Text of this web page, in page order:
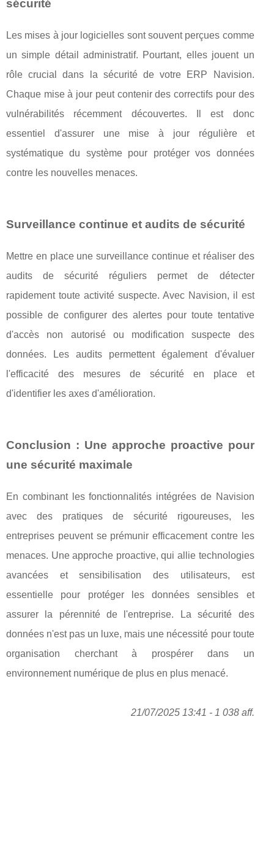
sécurité
Les mises à jour logicielles sont souvent perçues comme
un simple détail administratif. Pourtant, elles jouent un
rôle crucial dans la sécurité de votre ERP Navision.
Chaque mise à jour peut contenir des correctifs pour des
vulnérabilités récemment découvertes. Il est donc
essentiel d'assurer une mise à jour régulière et
systématique du système pour protéger vos données
contre les nouvelles menaces.
Surveillance continue et audits de sécurité
Mettre en place une surveillance continue et réaliser des
audits de sécurité réguliers permet de détecter
rapidement toute activité suspecte. Avec Navision, il est
possible de configurer des alertes pour toute tentative
d'accès non autorisé ou modification suspecte des
données. Les audits permettent également d'évaluer
l'efficacité des mesures de sécurité en place et
d'identifier les axes d'amélioration.
Conclusion : Une approche proactive pour
une sécurité maximale
En combinant les fonctionnalités intégrées de Navision
avec des pratiques de sécurité rigoureuses, les
entreprises peuvent se prémunir efficacement contre les
menaces. Une approche proactive, qui allie technologies
avancées et sensibilisation des utilisateurs, est
essentielle pour protéger les données sensibles et
assurer la pérennité de l'entreprise. La sécurité des
données n'est pas un luxe, mais une nécessité pour toute
organisation cherchant à prospérer dans un
environnement numérique de plus en plus menacé.
21/07/2025 13:41 - 1 038 aff.